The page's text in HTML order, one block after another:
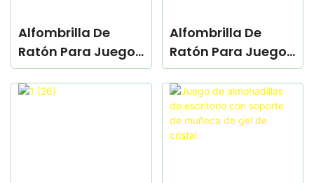
Alfombrilla De
Ratón Para Juegos
Basada En SCR
Alfombrilla De
Ratón Para Juegos
De Velocidad